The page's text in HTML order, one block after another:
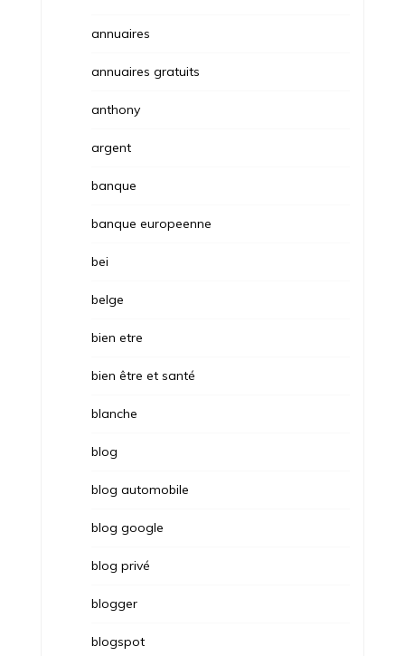
annuaires
annuaires gratuits
anthony
argent
banque
banque europeenne
bei
belge
bien etre
bien être et santé
blanche
blog
blog automobile
blog google
blog privé
blogger
blogspot